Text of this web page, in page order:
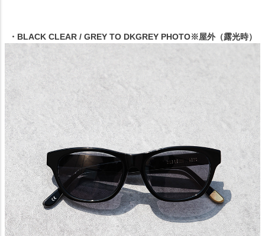
・BLACK CLEAR / GREY TO DKGREY PHOTO※屋外（露光時）